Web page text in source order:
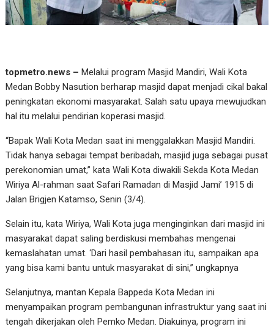
topmetro.news – Melalui program Masjid Mandiri, Wali Kota
Medan Bobby Nasution berharap masjid dapat menjadi cikal bakal
peningkatan ekonomi masyarakat. Salah satu upaya mewujudkan
hal itu melalui pendirian koperasi masjid.
“Bapak Wali Kota Medan saat ini menggalakkan Masjid Mandiri.
Tidak hanya sebagai tempat beribadah, masjid juga sebagai pusat
perekonomian umat,” kata Wali Kota diwakili Sekda Kota Medan
Wiriya Al-rahman saat Safari Ramadan di Masjid Jami’ 1915 di
Jalan Brigjen Katamso, Senin (3/4).
Selain itu, kata Wiriya, Wali Kota juga menginginkan dari masjid ini
masyarakat dapat saling berdiskusi membahas mengenai
kemaslahatan umat. ‘Dari hasil pembahasan itu, sampaikan apa
yang bisa kami bantu untuk masyarakat di sini,” ungkapnya
Selanjutnya, mantan Kepala Bappeda Kota Medan ini
menyampaikan program pembangunan infrastruktur yang saat ini
tengah dikerjakan oleh Pemko Medan. Diakuinya, program ini